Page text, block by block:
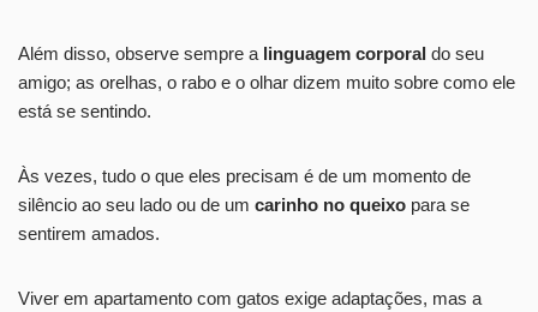
Além disso, observe sempre a linguagem corporal do seu
amigo; as orelhas, o rabo e o olhar dizem muito sobre como ele
está se sentindo.
Às vezes, tudo o que eles precisam é de um momento de
silêncio ao seu lado ou de um carinho no queixo para se
sentirem amados.
Viver em apartamento com gatos exige adaptações, mas a